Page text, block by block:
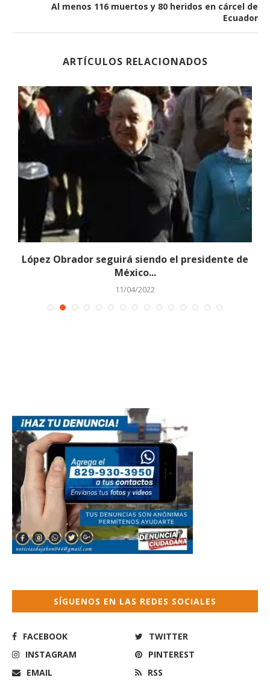
Al menos 116 muertos y 80 heridos en cárcel de
Ecuador
ARTÍCULOS RELACIONADOS
López Obrador seguirá siendo el presidente de
México...
11/04/2022
SÍGUENOS EN LAS REDES SOCIALES
FACEBOOK
TWITTER
INSTAGRAM
PINTEREST
EMAIL
RSS